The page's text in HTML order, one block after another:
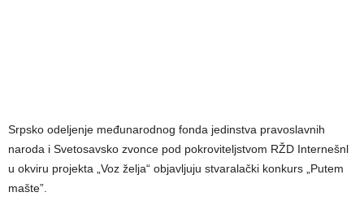
Srpsko odelјenje međunarodnog fonda jedinstva pravoslavnih
naroda i Svetosavsko zvonce pod pokrovitelјstvom RŽD Internešnl
u okviru projekta „Voz želјa“ objavlјuju stvaralački konkurs „Putem
mašte”.